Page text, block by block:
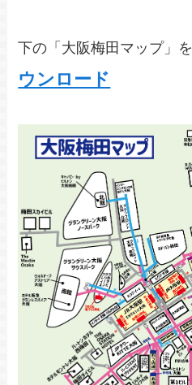
下の「大阪梅田マップ」を
ウンロード